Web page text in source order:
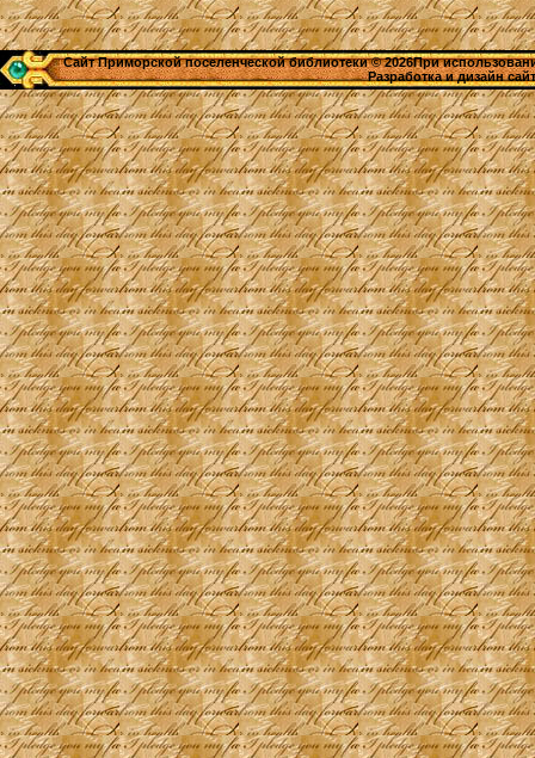
Сайт Приморской поселенческой библиотеки © 2026При
Разработка и дизайн